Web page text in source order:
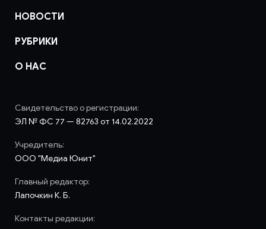
НОВОСТИ
РУБРИКИ
О НАС
Свидетельство о регистрации:
ЭЛ № ФС 77 — 82763 от 14.02.2022
Учредитель:
ООО "Медиа Юнит"
Главный редактор:
Лапочкин К. Б.
Контакты редакции: